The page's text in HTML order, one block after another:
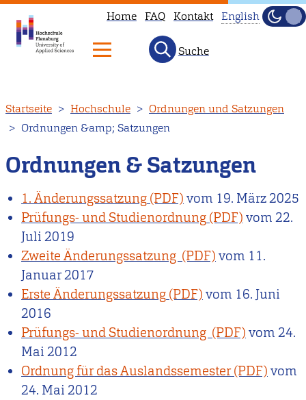
zum
Inhalt
Home FAQ Kontakt
not
English.
Head
to
our
English
page
instead.
English
Hell
Suche
Startseite Hochschule
Ordnungen und Satzungen
Ordnungen &amp; Satzungen
Ordnungen & Satzungen
1. Änderungssatzung vom 19. März 2025
Prüfungs- und Studienordnung
vom22.
Juli 2019
Zweite Änderungssatzung
vom 11.
Januar 2017
Erste Änderungssatzung
vom 16. Juni
2016
Prüfungs- und Studienordnung
vom24.
Mai 2012
Ordnung für das Auslandssemester
vom
24. Mai 2012